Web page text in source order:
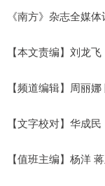
《南方》杂志全媒
【本文责编】刘龙飞
【频道编辑】周丽
【文字校对】华成民
【值班主编】杨洋